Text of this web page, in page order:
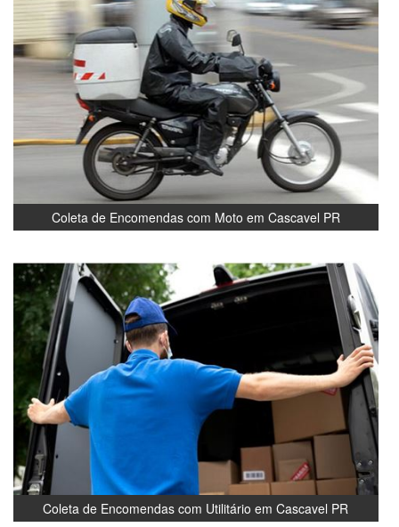
Coleta de Encomendas com Moto em Cascavel PR
Coleta de Encomendas com Utilitário em Cascavel PR